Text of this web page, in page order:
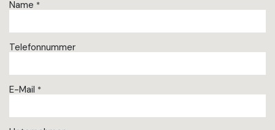
Name *
Telefonnummer
E-Mail *